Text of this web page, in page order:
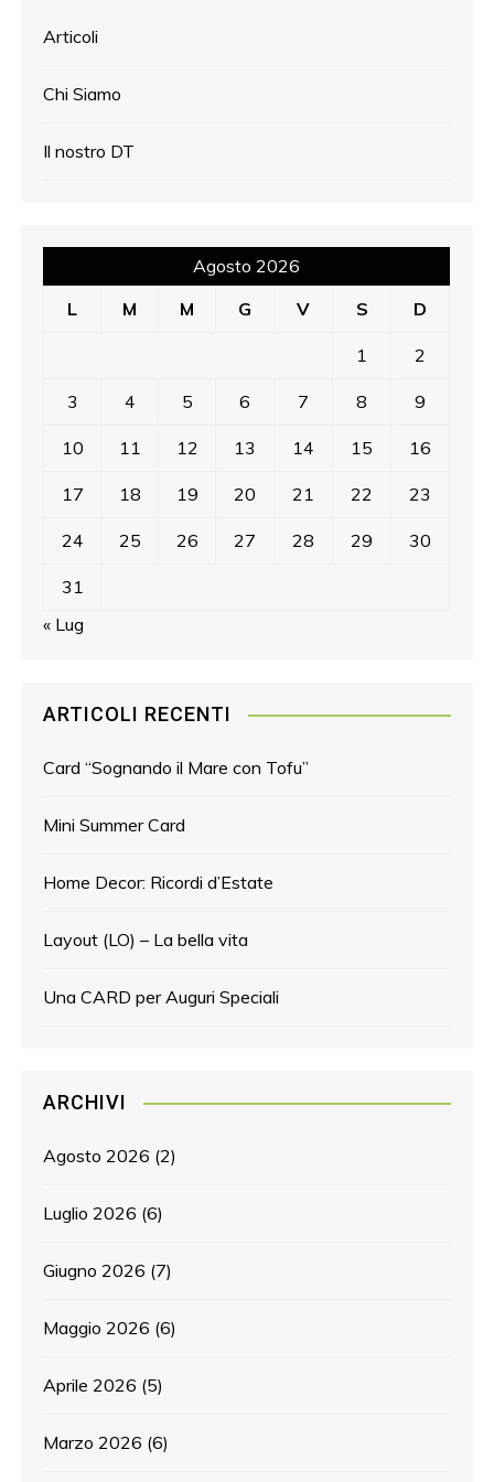
Articoli
Chi Siamo
Il nostro DT
Agosto 2026
L
M M G V S D
1 2
3 4 5 6 7 8 9
10 11 12 13 14 15 16
17 18 19 20 21 22 23
24 25 26 27 28 29 30
31
« Lug
ARTICOLI RECENTI
Card “Sognando il Mare con Tofu”
Mini Summer Card
Home Decor: Ricordi d’Estate
Layout (LO) – La bella vita
Una CARD per Auguri Speciali
ARCHIVI
Agosto 2026 (2)
Luglio 2026 (6)
Giugno 2026 (7)
Maggio 2026 (6)
Aprile 2026 (5)
Marzo 2026 (6)